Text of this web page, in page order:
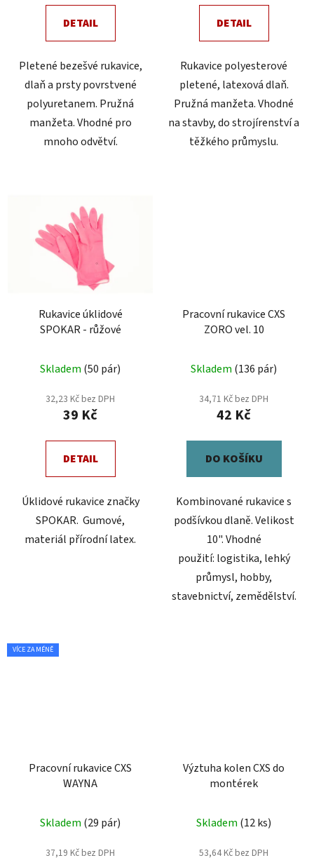
DETAIL
Pletené bezešvé rukavice,
dlaň a prsty povrstvené
polyuretanem. Pružná
manžeta. Vhodné pro
mnoho odvětví.
DETAIL
Rukavice polyesterové
pletené, latexová dlaň.
Pružná manžeta. Vhodné
na stavby, do strojírenství a
těžkého průmyslu.
Rukavice úklidové
SPOKAR - růžové
hodnocení
produktu
je
z
Skladem (50 pár)
32,23 Kč bez DPH
39 Kč
DETAIL
Úklidové rukavice značky
SPOKAR. Gumové,
materiál přírodní latex.
Pracovní rukavice CXS
ZORO vel. 10
Skladem (136 pár)
34,71 Kč bez DPH
42 Kč
DO KOŠÍKU
Kombinované rukavice s
podšívkou dlaně. Velikost
10". Vhodné
použití: logistika, lehký
průmysl, hobby,
stavebnictví, zemědělství.
VÍCE ZA MÉNĚ
Pracovní rukavice CXS
WAYNA
hodnocení
produktu
Skladem (29 pár)
37,19 Kč bez DPH
Výztuha kolen CXS do
montérek
Skladem (12 ks)
53,64 Kč bez DPH